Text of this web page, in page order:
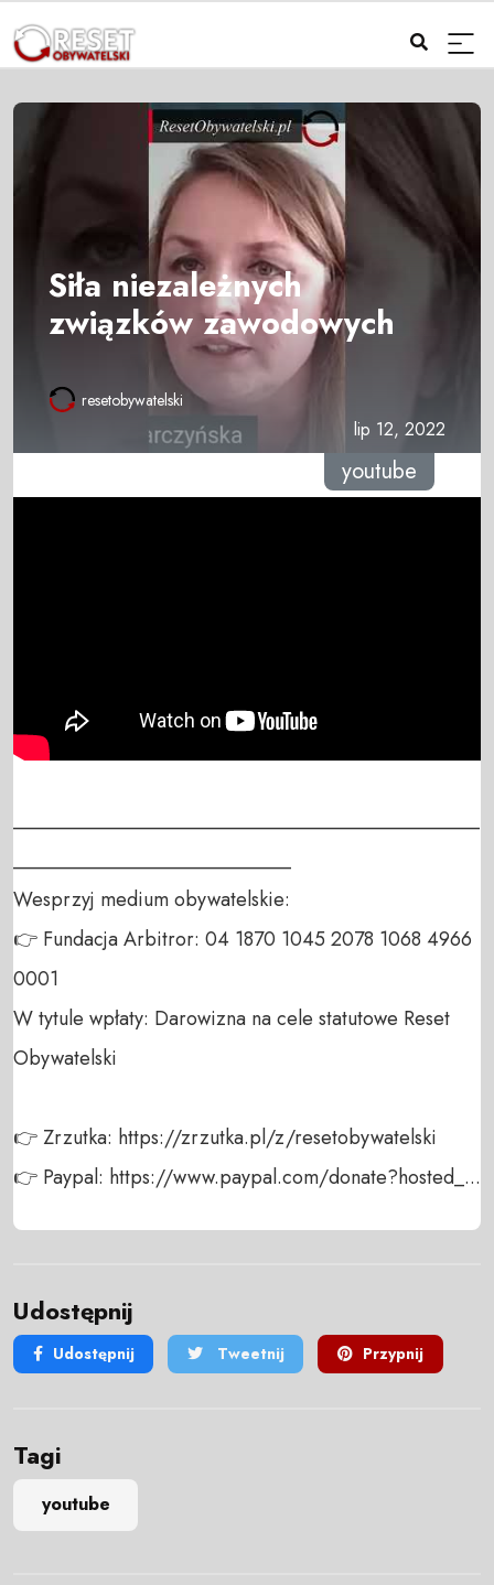
Siła niezależnych
związków zawodowych
resetobywatelski
lip 12, 2022
youtube
_______________________________________________
____________________________
Wesprzyj medium obywatelskie:
👉 Fundacja Arbitror: 04 1870 1045 2078 1068 4966
0001
W tytule wpłaty: Darowizna na cele statutowe Reset
Obywatelski
👉 Zrzutka: https://zrzutka.pl/z/resetobywatelski
👉 Paypal: https://www.paypal.com/donate?hosted_...
Udostępnij
Udostępnij Tweetnij Przypnij
Tagi
youtube